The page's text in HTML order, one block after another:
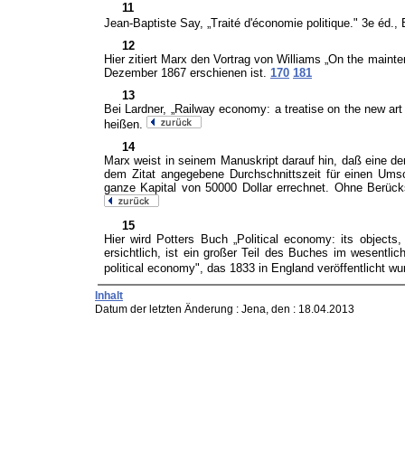
11
Jean-Baptiste Say, „Traité d'économie politique." 3e
12
Hier zitiert Marx den Vortrag von Williams „On the
Dezember 1867 erschienen ist. 170 181
13
Bei Lardner, „Railway economy: a treatise on the new
heißen.
14
Marx weist in seinem Manuskript darauf hin, daß eine
dem Zitat angegebene Durchschnittszeit für einen
ganze Kapital von 50000 Dollar errechnet. Ohne
15
Hier wird Potters Buch „Political economy: its
ersichtlich, ist ein großer Teil des Buches im
political economy", das 1833 in England veröffentlicht
Inhalt
Datum der letzten Änderung : Jena, den : 18.04.2013